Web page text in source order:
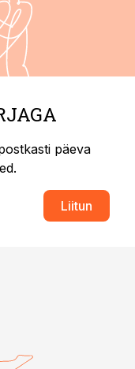
päeva
Liitun